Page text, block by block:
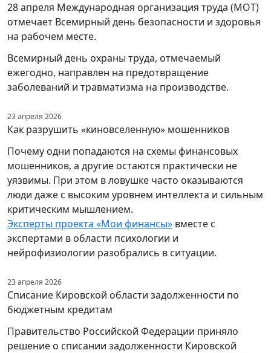
28 апреля Международная организация труда (МОТ)
отмечает Всемирный день безопасности и здоровья
на рабочем месте.
Всемирный день охраны труда, отмечаемый
ежегодно, направлен на предотвращение
заболеваний и травматизма на производстве.
23 апреля 2026
Как разрушить «киновселенную» мошенников
Почему одни попадаются на схемы финансовых
мошенников, а другие остаются практически не
уязвимы. При этом в ловушке часто оказываются
люди даже с высоким уровнем интеллекта и сильным
критическим мышлением.
Эксперты проекта «Мои финансы» вместе с
экспертами в области психологии и
нейрофизиологии разобрались в ситуации.
23 апреля 2026
Списание Кировской области задолженности по
бюджетным кредитам
Правительство Российской Федерации приняло
решение о списании задолженности Кировской